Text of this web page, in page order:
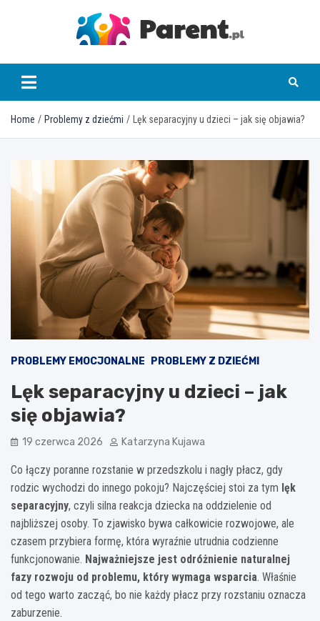
parent.pl
Home Problemy z dziećmi Lęk separacyjny u dzieci – jak się objawia?
PROBLEMY EMOCJONALNE PROBLEMY Z DZIEĆMI
Lęk separacyjny u dzieci – jak
się objawia?
19 czerwca 2026 Katarzyna Kujawa
Co łączy poranne rozstanie w przedszkolu i nagły płacz, gdy
rodzic wychodzi do innego pokoju? Najczęściej stoi za tym lęk
separacyjny, czyli silna reakcja dziecka na oddzielenie od
najbliższej osoby. To zjawisko bywa całkowicie rozwojowe, ale
czasem przybiera formę, która wyraźnie utrudnia codzienne
funkcjonowanie. Najważniejsze jest odróżnienie naturalnej
fazy rozwoju od problemu, który wymaga wsparcia. Właśnie
od tego warto zacząć, bo nie każdy płacz przy rozstaniu oznacza
zaburzenie.